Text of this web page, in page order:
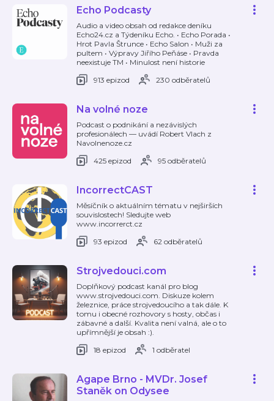
Echo Podcasty
Audio a video obsah od redakce deníku
Echo24.cz a Týdeníku Echo. • Echo Porada •
Hrot Pavla Štrunce • Echo Salon • Muži za
pultem • Výpravy Jiřího Peňáse • Pravda
neexistuje TM • Minulost není historie
913 epizod
230 odběratelů
Na volné noze
Podcast o podnikání a nezávislých
profesionálech — uvádí Robert Vlach z
Navolnenoze.cz
425 epizod
95 odběratelů
IncorrectCAST
Měsíčník o aktuálním tématu v nejširších
souvislostech! Sledujte web
www.incorrerct.cz
93 epizod
62 odběratelů
Strojvedouci.com
Doplňkový podcast kanál pro blog
www.strojvedouci.com. Diskuze kolem
železnice, práce strojvedoucího a tak dále. K
tomu i obecné rozhovory s hosty, občas i
zábavné a další. Kvalita není valná, ale o to
upřímnější je obsah :).
18 epizod
1 odběratel
Agape Brno - MVDr. Josef
Staněk on Odysee